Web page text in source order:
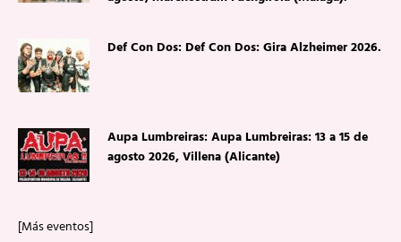
Def Con Dos: Def Con Dos: Gira Alzheimer 2026.
Aupa Lumbreiras: Aupa Lumbreiras: 13 a 15 de
agosto 2026, Villena (Alicante)
[Más eventos]